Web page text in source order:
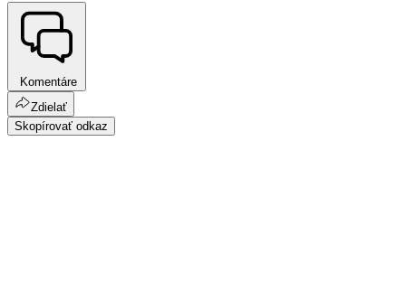
Komentáre
Zdielať
Skopírovať odkaz